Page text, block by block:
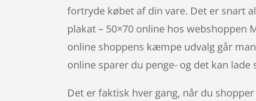
fortryde købet af din vare. Det er snart
plakat – 50×70 online hos
online shoppens kæmpe udvalg går
online sparer du penge- og det kan
Det er faktisk hver gang, når du